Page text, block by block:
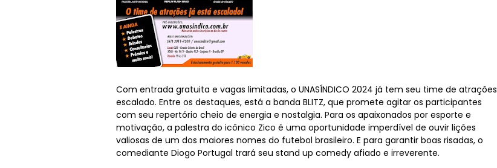
Com entrada gratuita e vagas limitadas, o UNASÍNDICO 2024 já tem seu time de atrações
escalado. Entre os destaques, está a banda BLITZ, que promete agitar os participantes
com seu repertório cheio de energia e nostalgia. Para os apaixonados por esporte e
motivação, a palestra do icônico Zico é uma oportunidade imperdível de ouvir lições
valiosas de um dos maiores nomes do futebol brasileiro. E para garantir boas risadas, o
comediante Diogo Portugal trará seu stand up comedy afiado e irreverente.